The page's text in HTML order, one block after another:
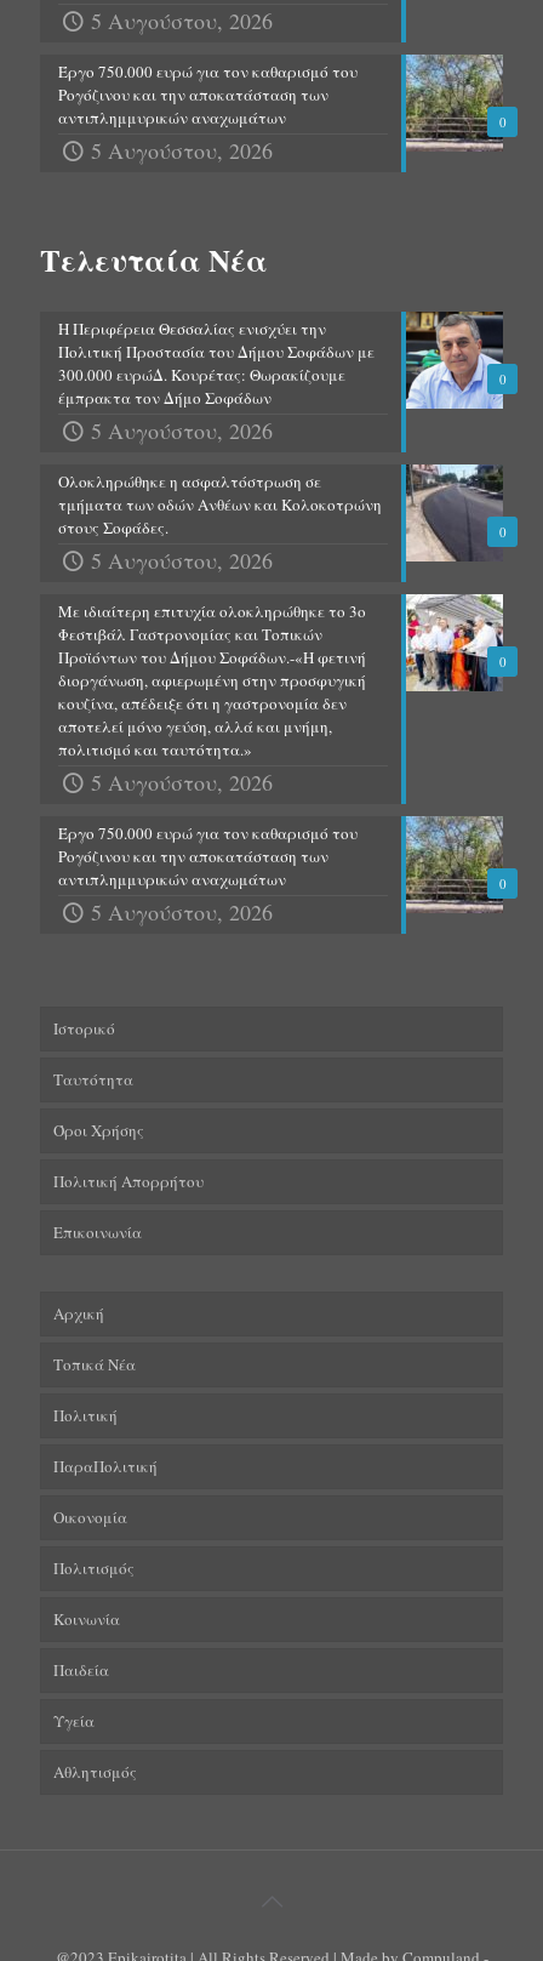
5 Αυγούστου, 2026
0
Έργο 750.000 ευρώ για τον καθαρισμό του
Ρογόζινου και την αποκατάσταση των
αντιπλημμυρικών αναχωμάτων
5 Αυγούστου, 2026
Τελευταία Νέα
0
Η Περιφέρεια Θεσσαλίας ενισχύει την
Πολιτική Προστασία του Δήμου Σοφάδων με
300.000 ευρώΔ. Κουρέτας: Θωρακίζουμε
έμπρακτα τον Δήμο Σοφάδων
5 Αυγούστου, 2026
0
Ολοκληρώθηκε η ασφαλτόστρωση σε
τμήματα των οδών Ανθέων και Κολοκοτρώνη
στους Σοφάδες.
5 Αυγούστου, 2026
0
Με ιδιαίτερη επιτυχία ολοκληρώθηκε το 3ο
Φεστιβάλ Γαστρονομίας και Τοπικών
Προϊόντων του Δήμου Σοφάδων.-«Η φετινή
διοργάνωση, αφιερωμένη στην προσφυγική
κουζίνα, απέδειξε ότι η γαστρονομία δεν
αποτελεί μόνο γεύση, αλλά και μνήμη,
πολιτισμό και ταυτότητα.»
5 Αυγούστου, 2026
0
Έργο 750.000 ευρώ για τον καθαρισμό του
Ρογόζινου και την αποκατάσταση των
αντιπλημμυρικών αναχωμάτων
5 Αυγούστου, 2026
Ιστορικό
Ταυτότητα
Όροι Χρήσης
Πολιτική Απορρήτου
Επικοινωνία
Αρχική
Τοπικά Νέα
Πολιτική
ΠαραΠολιτική
Οικονομία
Πολιτισμός
Κοινωνία
Παιδεία
Υγεία
Αθλητισμός